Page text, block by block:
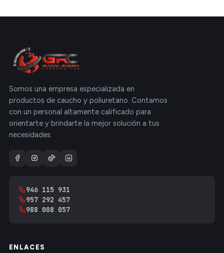
Somos una empresa especializada en
productos de caucho y poliuretano. Contamos
con un personal altamente calificado para
orientarte y brindarte la mejor solución a tus
necesidades.
946 115 931
957 292 457
988 008 057
ENLACES